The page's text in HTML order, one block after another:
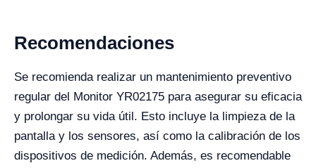
Recomendaciones
Se recomienda realizar un mantenimiento preventivo
regular del Monitor YR02175 para asegurar su eficacia
y prolongar su vida útil. Esto incluye la limpieza de la
pantalla y los sensores, así como la calibración de los
dispositivos de medición. Además, es recomendable